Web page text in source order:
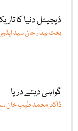
ڈیجیٹل دنیا کا
بخت بیدار جان سید
گواہی دیتے دریا
ڈاکٹر محمد طیب خان